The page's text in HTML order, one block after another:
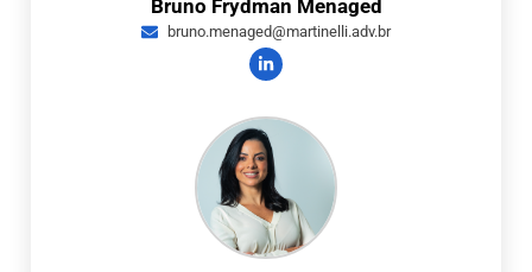
Bruno Frydman Menaged
bruno.menaged@martinelli.adv.br